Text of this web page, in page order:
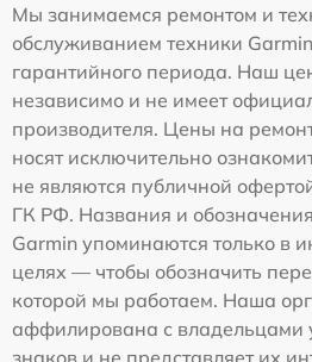
Мы занимаемся ремонтом и
обслуживанием техники
гарантийного периода. Наш
независимо и не имеет
производителя. Цены на
носят исключительно
не являются публичной
ГК РФ. Названия и
Garmin упоминаются только в
целях — чтобы обозначить
которой мы работаем. Наша
аффилирована с владельцами